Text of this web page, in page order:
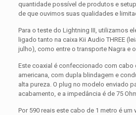
quantidade possível de produtos e
de que ouvimos suas qualidades e
Para o teste do Lightning III, utilizamos
ligado tanto na caixa Kii Audio THREE
julho), como entre o transporte Nagra e o
Este coaxial é confeccionado com cabo
americana, com dupla blindagem e
alta pureza. O plug no modelo enviado
acabamento, e a impedância é de 75
Por 590 reais este cabo de 1 metro é um